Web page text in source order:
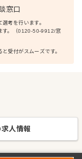
窓口
考を行います。
す。（0120-50-9912/窓
受付がスムーズです。
人情報